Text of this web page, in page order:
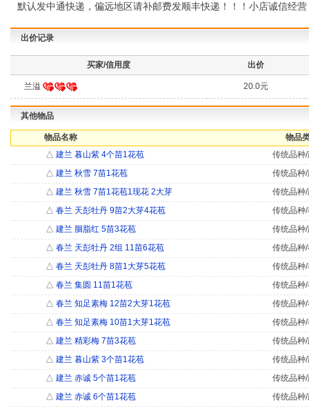
默认发中通快递，偏远地区请补邮费发顺丰快递！！！小店诚信经
出价记录
买家/信用度 出价
兰溢 20.0元
其他物品
物品名称
物品
△ 建兰 暮山紫 4个苗1花苞
传统品种
△ 建兰 秋雪 7苗1花苞
传统品种
△ 建兰 秋雪 7苗1花苞1现花 2大芽
传统品种
△ 春兰 天彭牡丹 9苗2大芽4花苞
传统品种
△ 建兰 胭脂红 5苗3花苞
传统品种
△ 春兰 天彭牡丹 2组 11苗6花苞
传统品种
△ 春兰 天彭牡丹 8苗1大芽5花苞
传统品种
△ 春兰 集圆 11苗1花苞
传统品种
△ 春兰 知足素梅 12苗2大芽1花苞
传统品种
△ 春兰 知足素梅 10苗1大芽1花苞
传统品种
△ 建兰 精彩梅 7苗3花苞
传统品种
△ 建兰 暮山紫 3个苗1花苞
传统品种
△ 建兰 赤诚 5个苗1花苞
传统品种
△ 建兰 赤诚 6个苗1花苞
传统品种